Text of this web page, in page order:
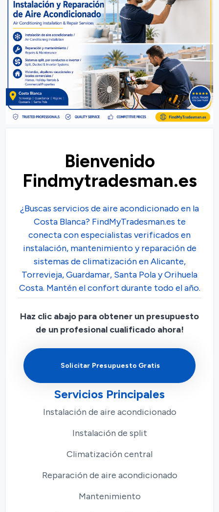
Bienvenido
Findmytradesman.es
¿Buscas servicios de aire acondicionado en la
Costa Blanca? FindMyTradesman.es te
conecta con especialistas verificados en
instalación, mantenimiento y reparación de
sistemas de climatización en Alicante,
Torrevieja, Guardamar, Santa Pola y Orihuela
Costa. Mantén el confort durante todo el año.
Haz clic abajo para obtener un presupuesto
de un profesional cualificado ahora!
Solicitar Presupuesto Gratis
Servicios Principales
Instalación de aire acondicionado
Instalación de split
Climatización central
Reparación de aire acondicionado
Mantenimiento